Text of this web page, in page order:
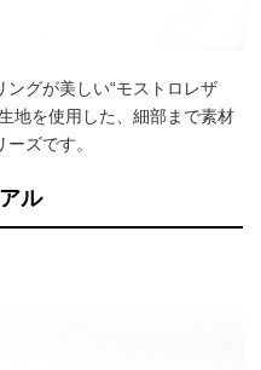
グが美しい“モストロレザ
地を使用した、細部まで素材
ズです。
ル